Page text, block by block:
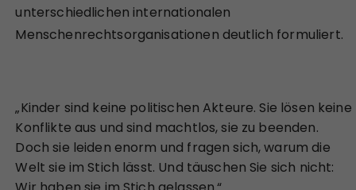
unterschiedlichen internationalen
Menschenrechtsorganisationen deutlich formuliert.
„Kinder sind keine politischen Akteure. Sie lösen keine
Konflikte aus und sind machtlos, sie zu beenden.
Doch sie leiden enorm und fragen sich, warum die
Welt sie im Stich lässt. Und täuschen Sie sich nicht: